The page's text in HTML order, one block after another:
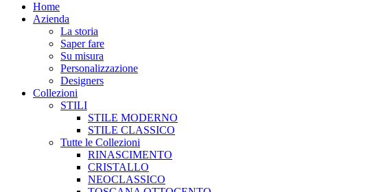
Home
Azienda
La storia
Saper fare
Su misura
Personalizzazione
Designers
Collezioni
STILI
STILE MODERNO
STILE CLASSICO
Tutte le Collezioni
RINASCIMENTO
CRISTALLO
NEOCLASSICO